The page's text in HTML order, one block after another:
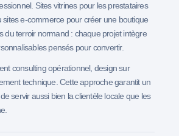
Sites vitrines pour les prestataires
sites e-commerce pour créer une boutique
du terroir normand : chaque projet intègre
pensés pour convertir.
consulting opérationnel, design sur
technique. Cette approche garantit un
servir aussi bien la clientèle locale que les